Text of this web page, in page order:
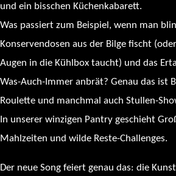
und ein bisschen Küchenkabarett.
Was passiert zum Beispiel, wenn man
Konservendosen aus der Bilge fischt
Augen in die Kühlbox taucht) und das
Was-Auch-Immer anbrät? Genau das ist
Roulette und manchmal auch Stullen-
In unserer winzigen Pantry geschieht
Mahlzeiten und wilde Reste-Challenges.
Der neue Song feiert genau das: die